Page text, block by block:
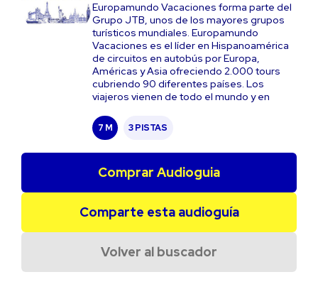
Europamundo Vacaciones forma parte del
Grupo JTB, unos de los mayores grupos
turísticos mundiales. Europamundo
Vacaciones es el líder en Hispanoamérica
de circuitos en autobús por Europa,
Américas y Asia ofreciendo 2.000 tours
cubriendo 90 diferentes países. Los
viajeros vienen de todo el mundo y en
7 M 3 PISTAS
Comprar Audioguia
Comparte esta audioguía
Volver al buscador